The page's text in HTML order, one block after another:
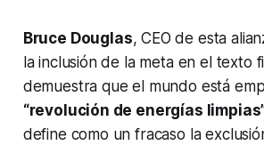
Bruce Douglas, CEO de esta
la inclusión de la meta en el texto
demuestra que el mundo está
“revolución de energías
define como un fracaso la